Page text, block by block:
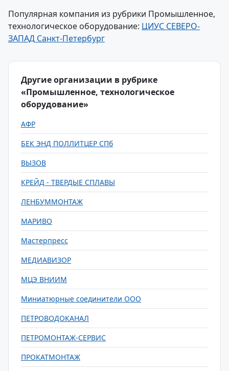
Популярная компания из рубрики Промышленное,
технологическое оборудование: ЦИУС СЕВЕРО-
ЗАПАД Санкт-Петербург
Другие организации в рубрике
«Промышленное, технологическое
оборудование»
АФР
БЕК ЭНД ПОЛЛИТЦЕР СПб
ВЫЗОВ
КРЕЙД - ТВЕРДЫЕ СПЛАВЫ
ЛЕНБУММОНТАЖ
МАРИВО
Мастерпресс
МЕДИАВИЗОР
МЦЭ ВНИИМ
Миниатюрные соединители ООО
ПЕТРОВОДОКАНАЛ
ПЕТРОМОНТАЖ-СЕРВИС
ПРОКАТМОНТАЖ